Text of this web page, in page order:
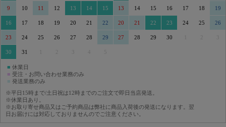
9 10 11 12 13 14 15
16 17 18 19 20 21 22
23 24 25 26 27 28 29
30 31 3 5
13 14 15 16 17 18 19
20 21 22 23 24 25 26
27 28 29 30 3
■ 休業日
■ 受注・お問い合わせ業務のみ
■ 発送業務のみ
※平日15時まで/土日祝は12時までのご注文で即日当店発送。
※休業日あり。
※お取り寄せ商品又はご予約商品は弊社に商品入荷後の発送になります。翌
日お届けには対応しておりませんのでご注意ください。